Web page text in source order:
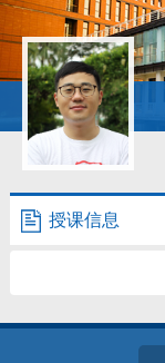
教学研究
获奖信息
社会实践
招生信息
我的相册
授课信息